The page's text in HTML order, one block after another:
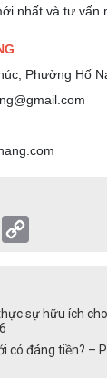
nhất và tư vấn
Phường Hố
Messenger
sự hữu ích
có đáng tiền? –